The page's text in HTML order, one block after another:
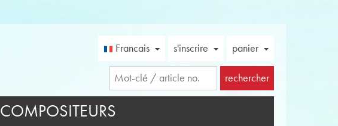
Francais s'inscrire panier
rechercher
COMPOSITEURS